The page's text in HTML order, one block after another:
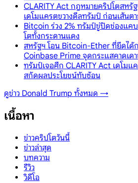
CLARITY Act กฎหมายคริปโตสหรั
เดโมแครตขวางดีลทรัมป์ ก่อนเส้นต
Bitcoin ร่วง 2% ทรัมป์ขู่ปิดช่องแค
โตทั้งกระดานแดง
สหรัฐฯ โอน Bitcoin-Ether ที่ยึดได้ก
Coinbase Prime จุดกระแสคาดเด
ทรัมป์เจอศึก CLARITY Act เดโม
สกัดผลประโยชน์ทับซ้อน
ดูข่าว Donald Trump ทั้งหมด →
เนื้อหา
ข่าวคริปโตวันนี้
ข่าวล่าสุด
บทความ
รีวิว
วิดีโอ